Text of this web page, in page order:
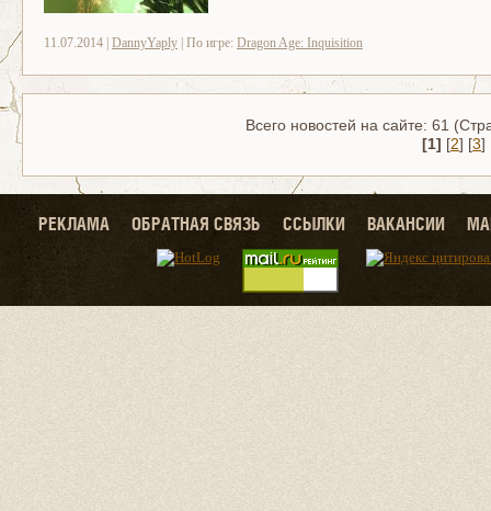
11.07.2014 | DannyYaply | По игре: Dragon Age: Inquisition
Всего новостей на сайте: 61
[1] [2] [3]
РЕКЛАМА ОБРАТНАЯ СВЯЗЬ ССЫЛКИ ВАКАНСИИ